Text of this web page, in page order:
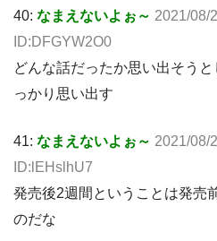
40: なまえないよぉ～ 2021/08/
ID:DFGYW2O0
どんな話だったか思い出そう
っかり思い出す
41: なまえないよぉ～ 2021/08/
ID:lEHslhU7
発売後2週間ということは発売
のだな